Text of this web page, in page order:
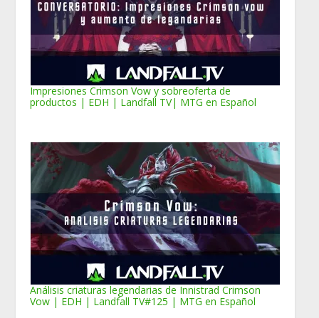
Impresiones Crimson Vow y sobreoferta de
productos | EDH | Landfall TV| MTG en Español
Análisis criaturas legendarias de Innistrad Crimson
Vow | EDH | Landfall TV#125 | MTG en Español